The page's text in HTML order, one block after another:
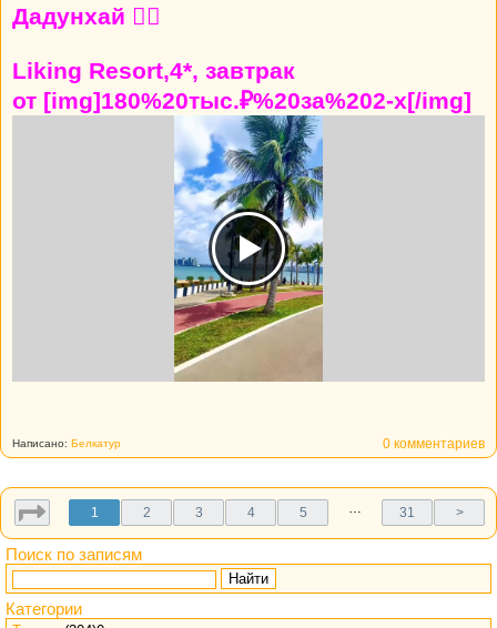
Дадунхай 👍🏼
Liking Resort,4*, завтрак
от [img]180%20тыс.₽%20за%202-х[/img]
0 комментариев
Написано: Белкатур
1 2 3 4 5 31 >
Поиск по записям
Найти
Категории